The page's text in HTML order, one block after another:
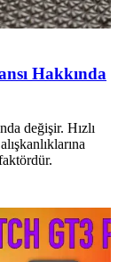
Hakkında
değişir. Hızlı